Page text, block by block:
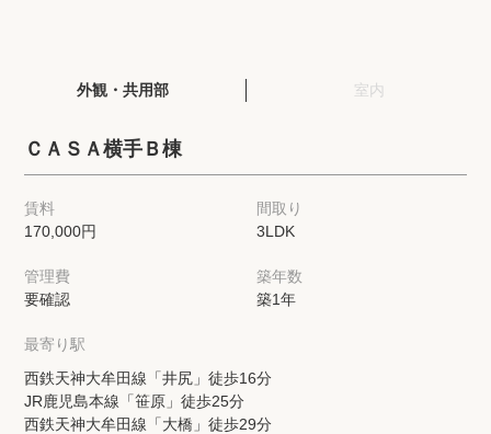
保存した検索条件
店舗・スタッフ紹介
希望条件を伝えてプロに探してもらう
来店予約
各種お問い合わせ
高級賃貸物件コラム modern classについて
外観・共用部 室内
ＣＡＳＡ横手Ｂ棟
賃料
170,000円
間取り
3LDK
管理費
要確認
築年数
築1年
最寄り駅
西鉄天神大牟田線「井尻」徒歩16分
JR鹿児島本線「笹原」徒歩25分
西鉄天神大牟田線「大橋」徒歩29分